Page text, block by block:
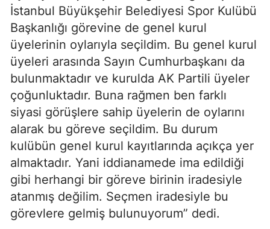
İstanbul Büyükşehir Belediyesi Spor Kulübü
Başkanlığı görevine de genel kurul
üyelerinin oylarıyla seçildim. Bu genel kurul
üyeleri arasında Sayın Cumhurbaşkanı da
bulunmaktadır ve kurulda AK Partili üyeler
çoğunluktadır. Buna rağmen ben farklı
siyasi görüşlere sahip üyelerin de oylarını
alarak bu göreve seçildim. Bu durum
kulübün genel kurul kayıtlarında açıkça yer
almaktadır. Yani iddianamede ima edildiği
gibi herhangi bir göreve birinin iradesiyle
atanmış değilim. Seçmen iradesiyle bu
görevlere gelmiş bulunuyorum” dedi.